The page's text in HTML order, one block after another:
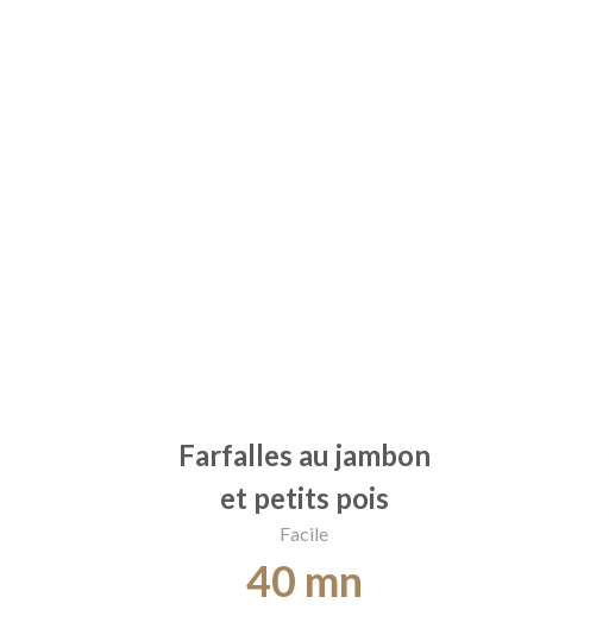
Farfalles au jambon
et petits pois
Facile
40 mn